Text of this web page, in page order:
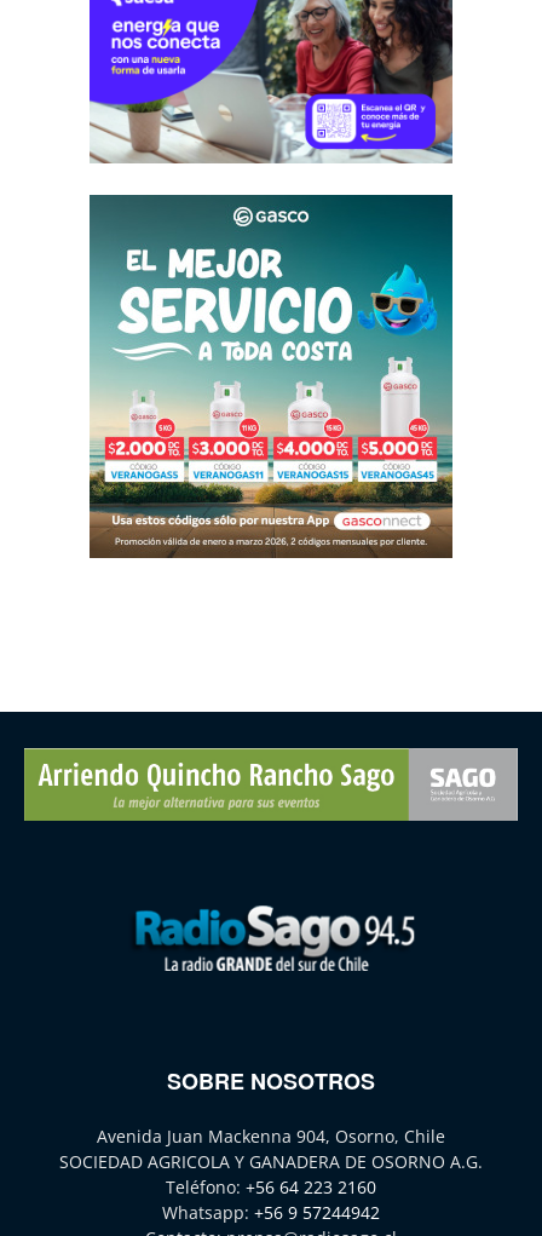
SOBRE NOSOTROS
Avenida Juan Mackenna 904, Osorno, Chile
SOCIEDAD AGRICOLA Y GANADERA DE OSORNO A.G.
Teléfono: +56 64 223 2160
Whatsapp: +56 9 57244942